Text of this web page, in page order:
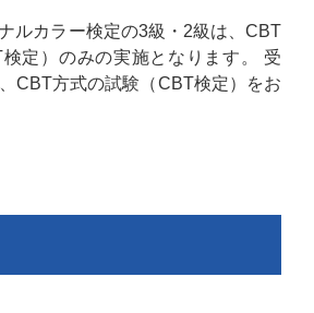
ルカラー検定の3級・2級は、CBT
定）のみの実施となります。 受
CBT方式の試験（CBT検定）をお